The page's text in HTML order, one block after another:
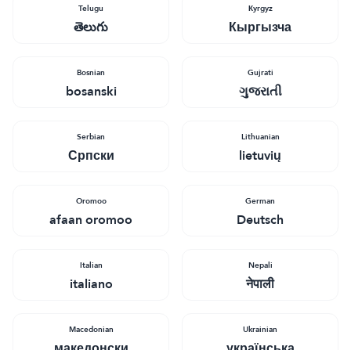
Telugu
తెలుగు
Кyrgyz
Кыргызча
Bosnian
bosanski
Gujrati
ગુજરાતી
Serbian
Српски
Lithuanian
lietuvių
Oromoo
afaan oromoo
German
Deutsch
Italian
italiano
Nepali
नेपाली
Macedonian Ukrainian